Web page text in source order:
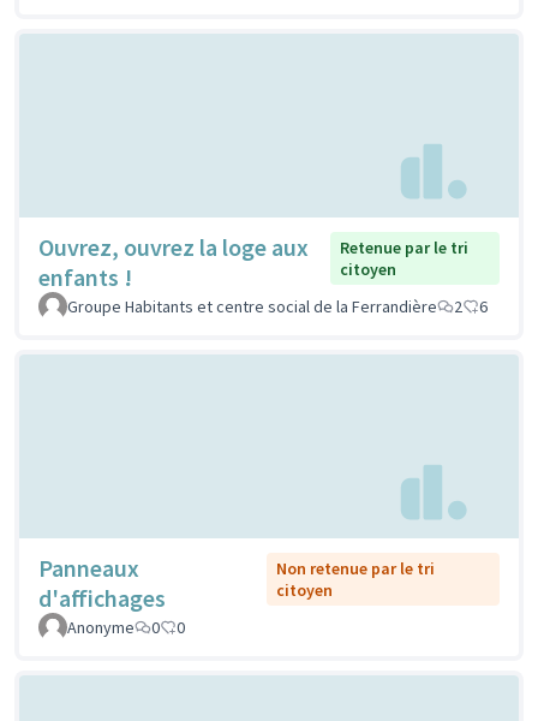
Ouvrez, ouvrez la loge aux
enfants !
Retenue par le tri
citoyen
Groupe Habitants et centre social de la Ferrandière
2 6
Panneaux
d'affichages
Non retenue par le tri
citoyen
Anonyme
0 0